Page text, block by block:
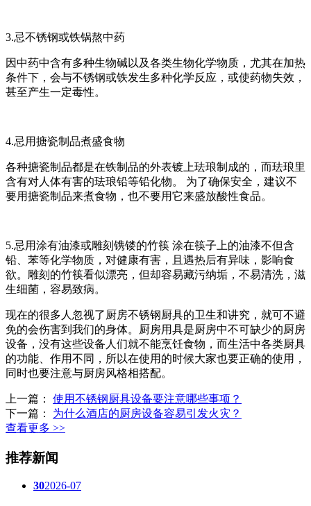
3.忌不锈钢或铁锅熬中药
因中药中含有多种生物碱以及各类生物化学物质，尤其在加热
条件下，会与不锈钢或铁发生多种化学反应，或使药物失效，
甚至产生一定毒性。
4.忌用搪瓷制品煮盛食物
各种搪瓷制品都是在铁制品的外表镀上珐琅制成的，而珐琅里
含有对人体有害的珐琅铅等铅化物。 为了确保安全，建议不
要用搪瓷制品来煮食物，也不要用它来盛放酸性食品。
5.忌用涂有油漆或雕刻镌镂的竹筷 涂在筷子上的油漆不但含
铅、苯等化学物质，对健康有害，且遇热后有异味，影响食
欲。雕刻的竹筷看似漂亮，但却容易藏污纳垢，不易清洗，滋
生细菌，容易致病。
现在的很多人忽视了厨房不锈钢厨具的卫生和讲究，就可不避
免的会伤害到我们的身体。厨房用具是厨房中不可缺少的厨房
设备，没有这些设备人们就不能烹饪食物，而生活中各类厨具
的功能、作用不同，所以在使用的时候大家也要正确的使用，
同时也要注意与厨房风格相搭配。
上一篇： 使用不锈钢厨具设备要注意哪些事项？
下一篇： 为什么酒店的厨房设备容易引发火灾？
查看更多 >>
推荐新闻
302026-07